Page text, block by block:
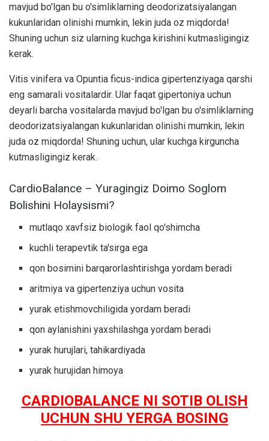
mavjud bo'lgan bu o'simliklarning deodorizatsiyalangan
kukunlaridan olinishi mumkin, lekin juda oz miqdorda!
Shuning uchun siz ularning kuchga kirishini kutmasligingiz
kerak.
Vitis vinifera va Opuntia ficus-indica gipertenziyaga qarshi
eng samarali vositalardir. Ular faqat gipertoniya uchun
deyarli barcha vositalarda mavjud bo'lgan bu o'simliklarning
deodorizatsiyalangan kukunlaridan olinishi mumkin, lekin
juda oz miqdorda! Shuning uchun, ular kuchga kirguncha
kutmasligingiz kerak.
CardioBalance – Yuragingiz Doimo Soglom
Bolishini Holaysismi?
mutlaqo xavfsiz biologik faol qo'shimcha
kuchli terapevtik ta'sirga ega
qon bosimini barqarorlashtirishga yordam beradi
aritmiya va gipertenziya uchun vosita
yurak etishmovchiligida yordam beradi
qon aylanishini yaxshilashga yordam beradi
yurak hurujlari, tahikardiyada
yurak hurujidan himoya
CARDIOBALANCE NI SOTIB OLISH
UCHUN SHU YERGA BOSING